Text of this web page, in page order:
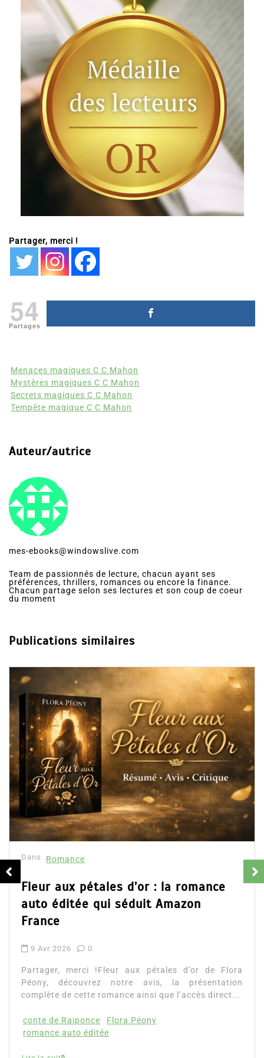
Partager, merci !
54
Partages
Menaces magiques C C Mahon
Mystères magiques C C Mahon
Secrets magiques C C Mahon
Tempête magique C C Mahon
Auteur/autrice
mes-ebooks@windowslive.com
Team de passionnés de lecture, chacun ayant ses
préférences, thrillers, romances ou encore la finance.
Chacun partage selon ses lectures et son coup de coeur
du moment
Publications similaires
Dans Romance
Collector Dear You (Intégrale) –
résumé et avis
Partager, merci !Collector Dear You
d’Emily Blaine. Voici le résumé du roman, les
ainsi que l’accès direct au livre. Partager,...
Lire la suite